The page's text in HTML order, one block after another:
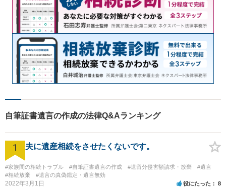
自筆証書遺言の作成の法律Q&Aランキング
1 夫に遺産相続をさせたくないです。
#家族間の相続トラブル #自筆証書遺言の作成 #遺留分侵害額請求・放棄
#遺言
#相続放棄
#遺言の真偽鑑定・遺言無効
2022年3月1日 役にたった 8